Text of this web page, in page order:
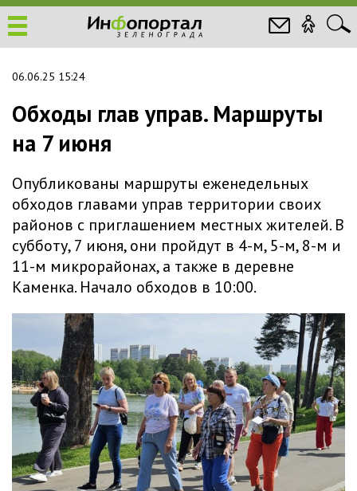
06.06.25 15:24
Обходы глав управ. Маршруты
на 7 июня
Опубликованы маршруты еженедельных
обходов главами управ территории своих
районов с приглашением местных жителей. В
субботу, 7 июня, они пройдут в 4-м, 5-м, 8-м и
11-м микрорайонах, а также в деревне
Каменка. Начало обходов в 10:00.